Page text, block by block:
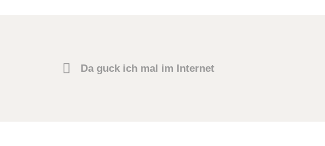
Da guck ich mal im Internet